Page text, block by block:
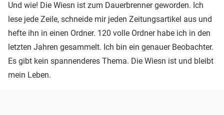
Und wie! Die Wiesn ist zum Dauerbrenner geworden. Ich
lese jede Zeile, schneide mir jeden Zeitungsartikel aus und
hefte ihn in einen Ordner. 120 volle Ordner habe ich in den
letzten Jahren gesammelt. Ich bin ein genauer Beobachter.
Es gibt kein spannenderes Thema. Die Wiesn ist und bleibt
mein Leben.